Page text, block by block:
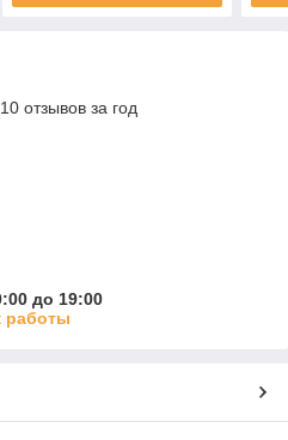
отзывов за год
до 19:00
работы